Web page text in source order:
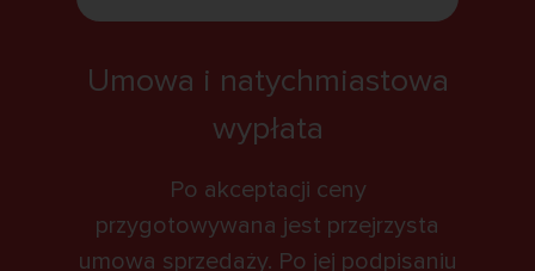
Umowa i natychmiastowa
wypłata
Po akceptacji ceny
przygotowywana jest przejrzysta
umowa sprzedaży. Po jej podpisaniu